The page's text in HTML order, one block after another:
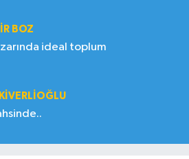
BOZ
ideal toplum